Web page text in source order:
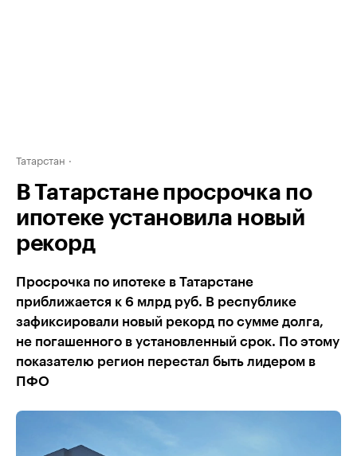
Татарстан
В Татарстане просрочка по
ипотеке установила новый
рекорд
Просрочка по ипотеке в Татарстане
приближается к 6 млрд руб. В республике
зафиксировали новый рекорд по сумме долга,
не погашенного в установленный срок. По этому
показателю регион перестал быть лидером в
ПФО